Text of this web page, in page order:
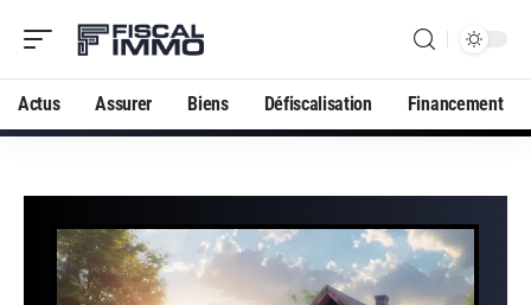
Actus Assurer Biens Défiscalisation Financement